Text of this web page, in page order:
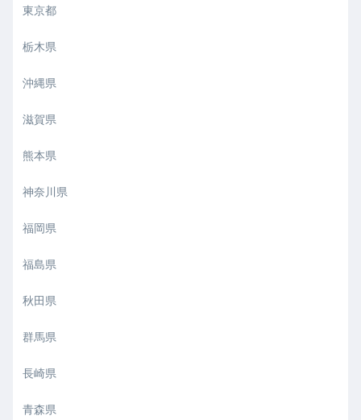
東京都
栃木県
沖縄県
滋賀県
熊本県
神奈川県
福岡県
福島県
秋田県
群馬県
長崎県
青森県